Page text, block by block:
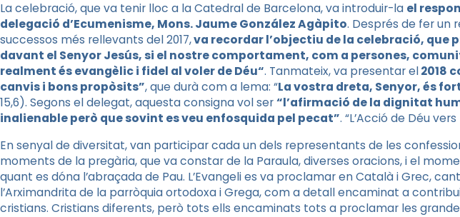
La celebració, que va tenir lloc a la Catedral de Barcelona, va introduir-la el
delegació d’Ecumenisme, Mons. Jaume GonzálezAgàpito. Després de fer un
successos més rellevants del 2017,va recordar l’objectiu de la celebració, que
davant el Senyor Jesús, si el nostre comportament, com a persones,
realment és evangèlic i fidel al voler de Déu“. Tanmateix, va presentar el2018
canvis i bons propòsits”, que durà com a lema: “La vostra dreta, Senyor, és
15,6). Segons el delegat, aquesta consigna vol ser“l’afirmació de la dignitat
inalienable però que sovint es veu enfosquida pel pecat”. “L’Acció de Déu
En senyal de diversitat, van participar cada un dels representants de les
moments de la pregària, que va constar de la Paraula, diverses oracions, i el
quant es dóna l’abraçada de Pau. L’Evangeli es va proclamar en Català i Grec,
l’Arximandrita de la parròquia ortodoxa i Grega, com a detall encaminat a
cristians. Cristians diferents, però tots ells encaminats tots a proclamar les